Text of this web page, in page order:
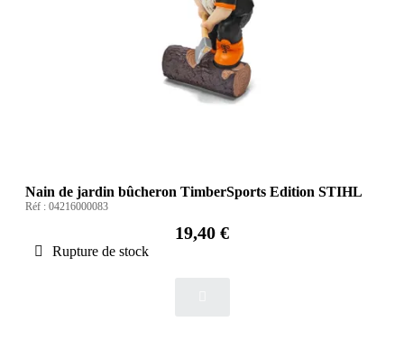
Nain de jardin bûcheron TimberSports Edition STIHL
Réf : 04216000083
19,40 €
Rupture de stock